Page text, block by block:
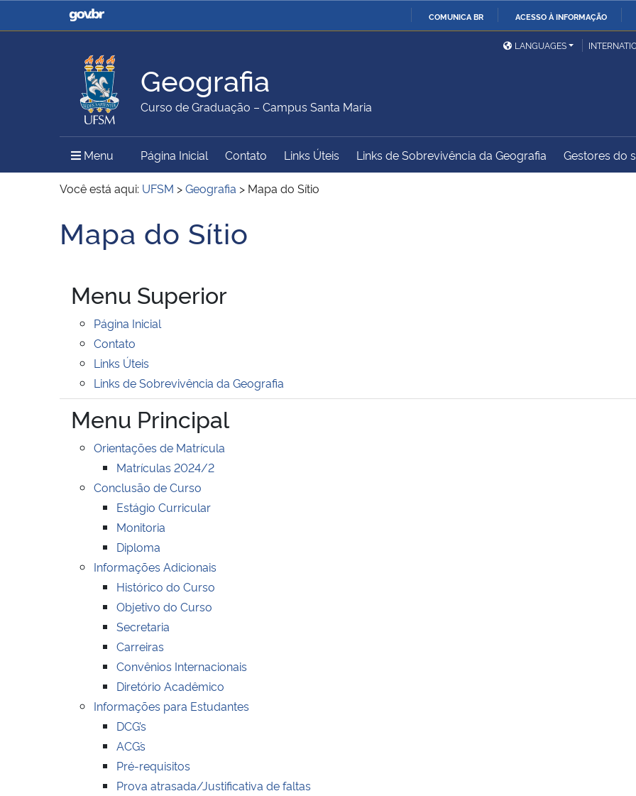
COMUNICA BR ACESSO À INFORMAÇÃO
Casa Civil
Ministério da Justiça e
Ministério da Defesa
Ministério das Relações
Exteriores
Ministério da Agricultura,
Pecuária e Abastecimento
Ministério da Educação
Ministério do Meio Ambiente Ministério do Turismo
Ministério do
Controladoria-Geral da
Secretaria de Governo
Gabinete de Segurança
LANGUAGES
Geografia
Curso de Graduação – Campus Santa Maria
Menu Menu Principal do Sítio
Página Inicial Contato Links Úteis Links de Sobrevivência da Geografia Gestores do
Você está aqui: UFSM >Geografia > Mapa do Sítio
Início do conteúdo
Mapa do Sítio
Menu Superior
Página Inicial
Contato
Links Úteis
Links de Sobrevivência da Geografia
Menu Principal
Orientações de Matrícula
Matrículas 2024/2
Conclusão de Curso
Estágio Curricular
Monitoria
Diploma
Informações Adicionais
Histórico do Curso
Objetivo do Curso
Secretaria
Carreiras
Convênios Internacionais
Diretório Acadêmico
Informações para Estudantes
DCG’s
ACG´s
Pré-requisitos
Prova atrasada/Justificativa de faltas